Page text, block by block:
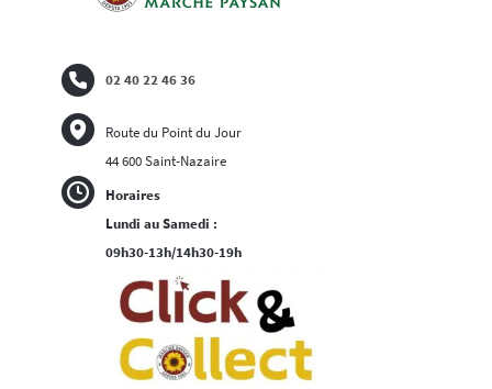
Horaires
Lundi au Samedi :
09h30-13h/14h30-19h
02 40 22 46 36
Route du Point du Jour
44 600 Saint-Nazaire